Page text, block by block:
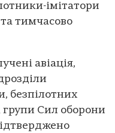
імітатори
та тимчасово
авіація,
безпілотних
групи Сил оборони